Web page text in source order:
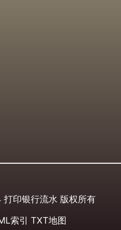
打印银行流水 版权所有
索引 TXT地图